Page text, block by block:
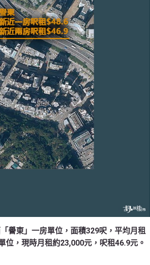
譽東」一房單位，面積329呎，平均月租
，現時月租約23,000元，呎租46.9元。